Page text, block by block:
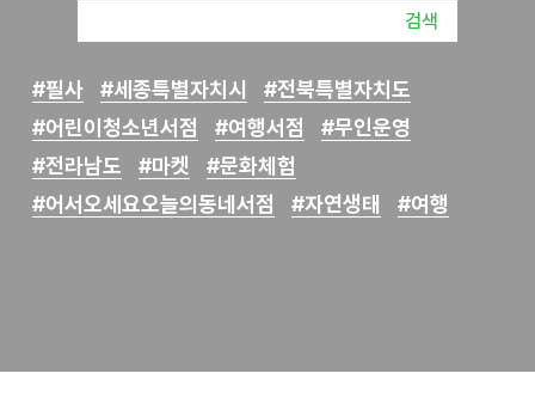
검색
#필사 #세종특별자치시
#전북특별자치도
#어린이청소년서점
#여행서점
#무인운영
#전라남도
#마켓
#문화체험
#어서오세요오늘의동네서점
#자연생태 #여행